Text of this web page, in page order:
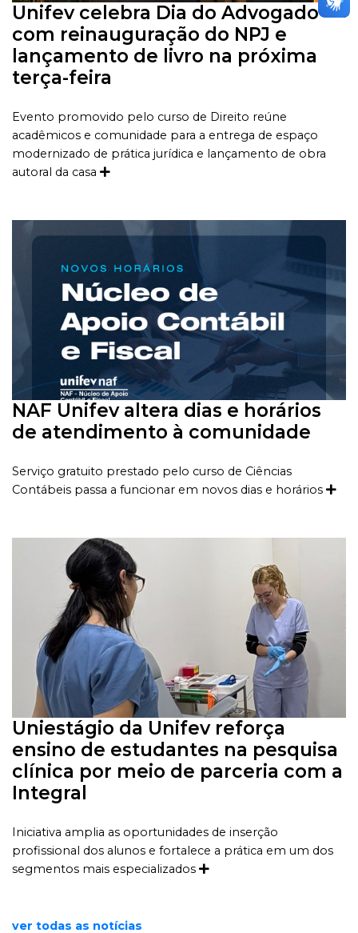
Unifev celebra Dia do Advogado
com reinauguração do NPJ e
lançamento de livro na próxima
terça-feira
Evento promovido pelo curso de Direito reúne
acadêmicos e comunidade para a entrega de espaço
modernizado de prática jurídica e lançamento de obra
autoral da casa
NAF Unifev altera dias e horários
de atendimento à comunidade
Serviço gratuito prestado pelo curso de Ciências
Contábeis passa a funcionar em novos dias e horários
Uniestágio da Unifev reforça
ensino de estudantes na pesquisa
clínica por meio de parceria com a
Integral
Iniciativa amplia as oportunidades de inserção
profissional dos alunos e fortalece a prática em um dos
segmentos mais especializados
ver todas as notícias